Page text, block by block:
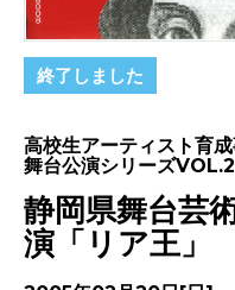
終了しました
高校生アーティスト育
舞台公演シリーズ
静岡県舞台芸
演「リア王」